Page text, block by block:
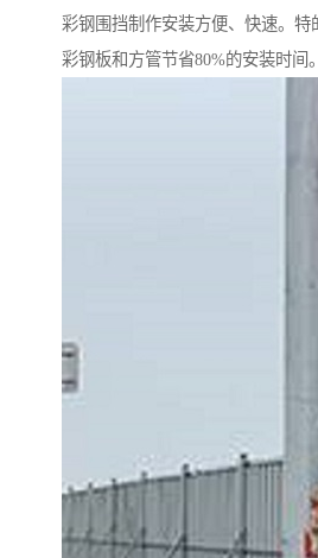
彩钢围挡制作安装方便、快速。特
彩钢板和方管节省80%的安装时间。